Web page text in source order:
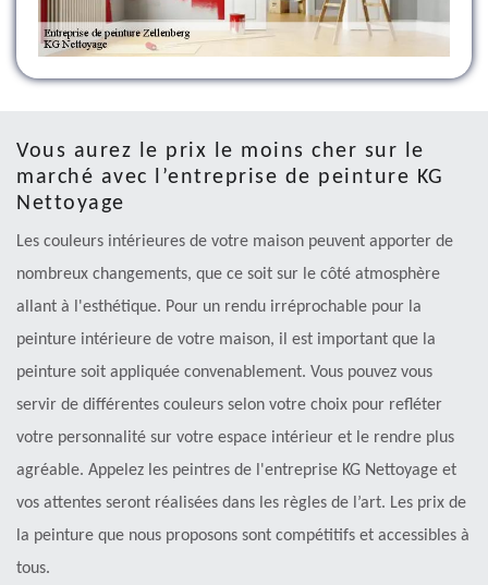
Vous aurez le prix le moins cher sur le
marché avec l’entreprise de peinture KG
Nettoyage
Les couleurs intérieures de votre maison peuvent apporter de
nombreux changements, que ce soit sur le côté atmosphère
allant à l'esthétique. Pour un rendu irréprochable pour la
peinture intérieure de votre maison, il est important que la
peinture soit appliquée convenablement. Vous pouvez vous
servir de différentes couleurs selon votre choix pour refléter
votre personnalité sur votre espace intérieur et le rendre plus
agréable. Appelez les peintres de l'entreprise KG Nettoyage et
vos attentes seront réalisées dans les règles de l’art. Les prix de
la peinture que nous proposons sont compétitifs et accessibles à
tous.